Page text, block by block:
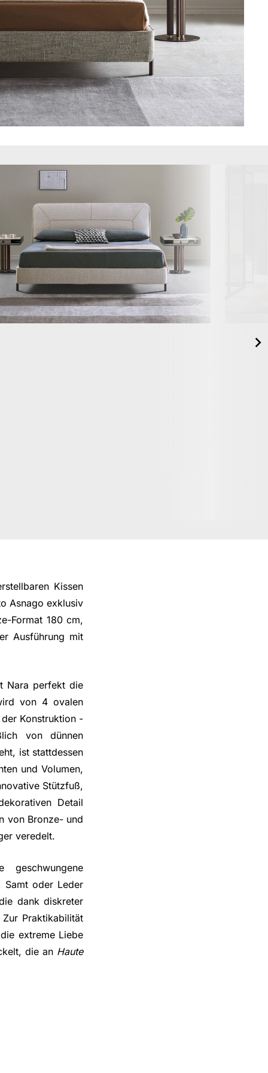
Kissen
Asnago exklusiv
Format 180 cm,
Ausführung mit
Nara perfekt die
von 4 ovalen
Konstruktion -
von dünnen
ist stattdessen
und Volumen,
Stützfuß,
Detail
von Bronze- und
veredelt.
Samt oder Leder
dank diskreter
Praktikabilität
extreme Liebe
die an Haute